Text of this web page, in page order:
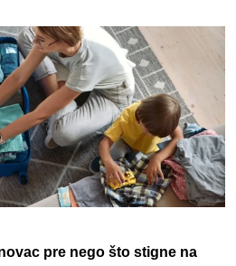
pre nego što stigne na